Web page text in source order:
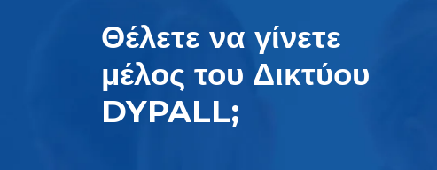
Θέλετε να γίνετε
μέλος του Δικτύου
DYPALL;